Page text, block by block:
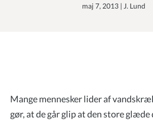
maj 7, 2013| J. Lund
Mange mennesker lider af
gør, at de går glip at den store glæde